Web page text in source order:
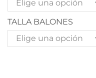
TALLA BALONES